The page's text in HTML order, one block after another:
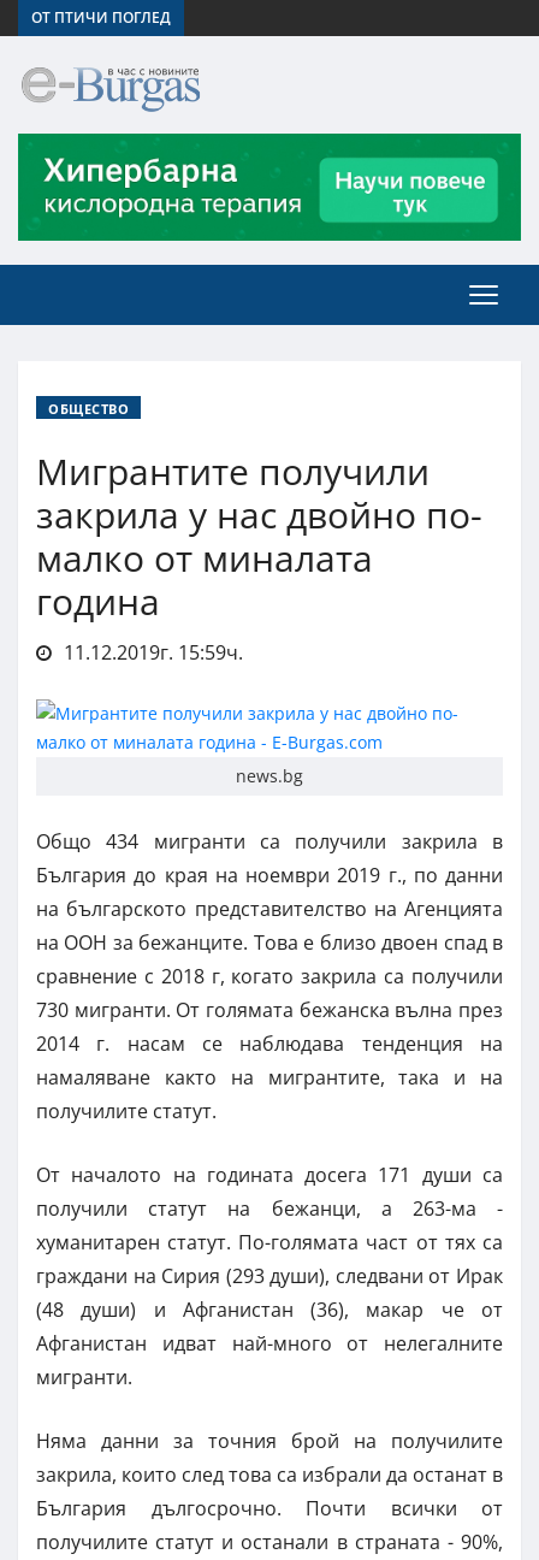
ОТ ПТИЧИ ПОГЛЕД
ОБЩЕСТВО
Мигрантите получили
закрила у нас двойно по-
малко от миналата
година
11.12.2019г. 15:59ч.
news.bg
Общо 434 мигранти са получили закрила в
България до края на ноември 2019 г., по данни
на българското представителство на Агенцията
на ООН за бежанците. Това е близо двоен спад в
сравнение с 2018 г, когато закрила са получили
730 мигранти. От голямата бежанска вълна през
2014 г. насам се наблюдава тенденция на
намаляване както на мигрантите, така и на
получилите статут.
От началото на годината досега 171 души са
получили статут на бежанци, а 263-ма -
хуманитарен статут. По-голямата част от тях са
граждани на Сирия (293 души), следвани от Ирак
(48 души) и Афганистан (36), макар че от
Афганистан идват най-много от нелегалните
мигранти.
Няма данни за точния брой на получилите
закрила, които след това са избрали да останат в
България дългосрочно. Почти всички от
получилите статут и останали в страната - 90%,